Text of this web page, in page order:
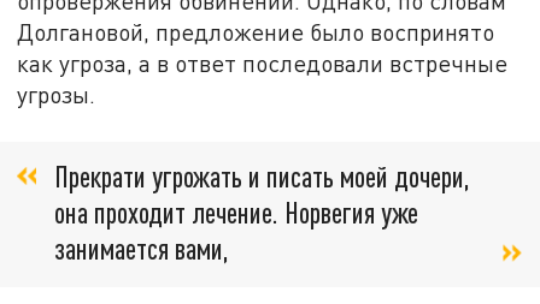
Долгановой, предложение было воспринято
как угроза, а в ответ последовали встречные
угрозы.
Прекрати угрожать и писать моей дочери,
она проходит лечение. Норвегия уже
занимается вами,